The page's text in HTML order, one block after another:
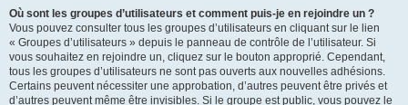
Où sont les groupes d’utilisateurs et comment puis-je en rejoindre un ?
Vous pouvez consulter tous les groupes d’utilisateurs en cliquant sur le lien
« Groupes d’utilisateurs » depuis le panneau de contrôle de l’utilisateur. Si
vous souhaitez en rejoindre un, cliquez sur le bouton approprié. Cependant,
tous les groupes d’utilisateurs ne sont pas ouverts aux nouvelles adhésions.
Certains peuvent nécessiter une approbation, d’autres peuvent être privés et
d’autres peuvent même être invisibles. Si le groupe est public, vous pouvez le